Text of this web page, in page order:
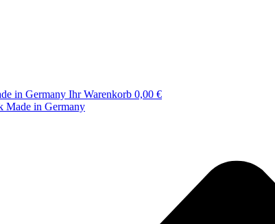
Ihr Warenkorb 0,00 €